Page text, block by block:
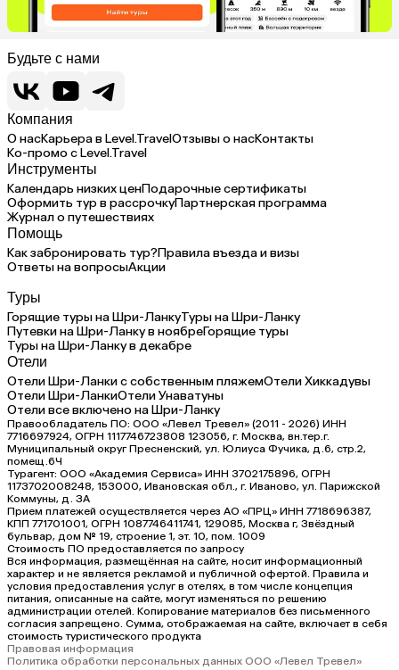
Будьте с нами
Компания
О насКарьера в Level.TravelОтзывы о насКонтакты
Ко-промо с Level.Travel
Инструменты
Календарь низких ценПодарочные сертификаты
Оформить тур в рассрочкуПартнерская программа
Журнал о путешествиях
Помощь
Как забронировать тур?Правила въезда и визы
Ответы на вопросыАкции
Туры
Горящие туры на Шри-ЛанкуТуры на Шри-Ланку
Путевки на Шри-Ланку в ноябреГорящие туры
Туры на Шри-Ланку в декабре
Отели
Отели Шри-Ланки с собственным пляжемОтели Хиккадувы
Отели Шри-ЛанкиОтели Унаватуны
Отели все включено на Шри-Ланку
Правообладатель ПО: ООО «Левел Тревел» (2011 - 2026) ИНН
7716697924, ОГРН 1117746723808 123056, г. Москва, вн.тер.г.
Муниципальный округ Пресненский, ул. Юлиуса Фучика, д.6, стр.2,
помещ.6Ч
Турагент: ООО «Академия Сервиса» ИНН 3702175896, ОГРН
1173702008248, 153000, Ивановская обл., г. Иваново, ул. Парижской
Коммуны, д. ЗА
Прием платежей осуществляется через АО «ПРЦ» ИНН 7718696387,
КПП 771701001, ОГРН 1087746411741, 129085, Москва г, Звёздный
бульвар, дом № 19, строение 1, эт. 10, пом. 1009
Стоимость ПО предоставляется по запросу
Вся информация, размещённая на сайте, носит информационный
характер и не является рекламой и публичной офертой. Правила и
условия предоставления услуг в отелях, в том числе концепция
питания, описанные на сайте, могут изменяться по решению
администрации отелей. Копирование материалов без письменного
согласия запрещено. Сумма, отображаемая на сайте, включает в себя
стоимость туристического продукта
Правовая информация
Политика обработки персональных данных ООО «Левел Тревел»